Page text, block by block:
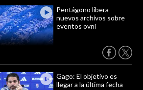
Pentágono libera
nuevos archivos sobre
eventos ovni
Gago: El objetivo es
llegar a la última fecha